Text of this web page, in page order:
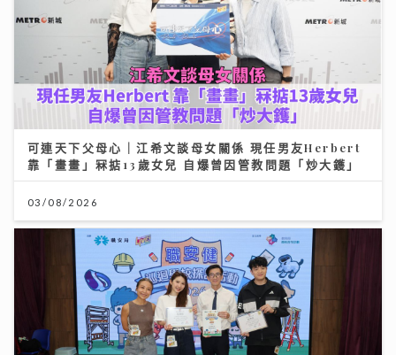
可連天下父母心｜江希文談母女關係 現任男友Herbert
靠「畫畫」冧掂13歲女兒 自爆曾因管教問題「炒大鑊」
03/08/2026